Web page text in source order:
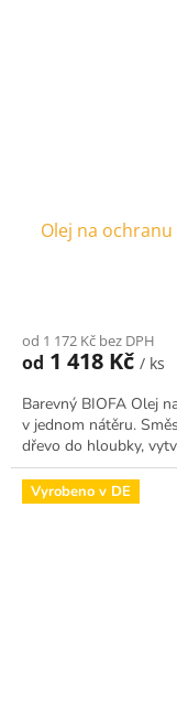
Olej na
od 1 172 Kč bez DPH
od 1 418 Kč / ks
Barevný BIOFA Olej
v jednom nátěru.
dřevo do hloubky,
Vyrobeno v DE